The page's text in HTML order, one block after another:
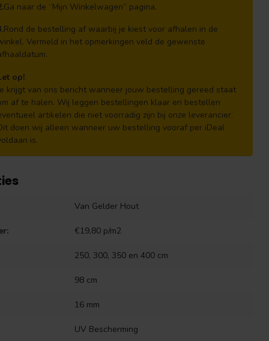
Ga naar de “Mijn Winkelwagen” pagina.
Rond de bestelling af waarbij je kiest voor afhalen in de
Vermeld in het opmerkingen veld de gewenste
op!
krijgt van ons bericht wanneer jouw bestelling gereed staat
af te halen. Wij leggen bestellingen klaar en bestellen
artikelen die niet voorradig zijn bij onze leverancier.
doen wij alleen wanneer uw bestelling vooraf per iDeal
is.
Van Gelder Hout
€19,80 p/m2
250, 300, 350 en 400 cm
98 cm
16 mm
UV Bescherming